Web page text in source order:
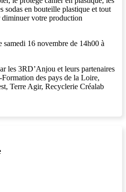
sodas en bouteille plastique et tout
diminuer votre production
samedi 16 novembre de 14h00 à
les 3RD’Anjou et leurs partenaires
des pays de la Loire,
Terre Agir, Recyclerie Créalab